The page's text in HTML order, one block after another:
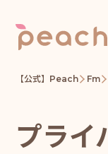
【公式】Peach Fm
プライ